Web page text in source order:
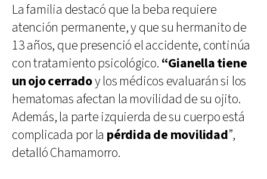
La familia destacó que la beba requiere
atención permanente, y que su hermanito de
13 años, que presenció el accidente, continúa
con tratamiento psicológico. “Gianella tiene
un ojo cerradoy los médicos evaluarán si los
hematomas afectan la movilidad de su ojito.
Además, la parte izquierda de su cuerpo está
complicada por la pérdida de movilidad”,
detalló Chamamorro.